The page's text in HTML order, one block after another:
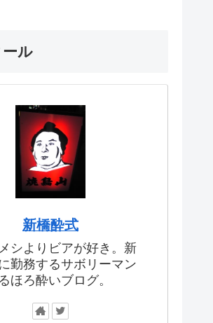
ル
新橋酔式
シよりビアが好き。新
勤務するサボリーマン
ほろ酔いブログ。